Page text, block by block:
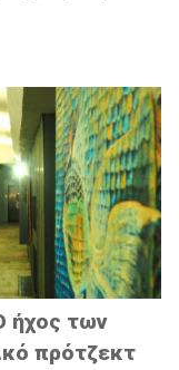
ήχος των
πρότζεκτ